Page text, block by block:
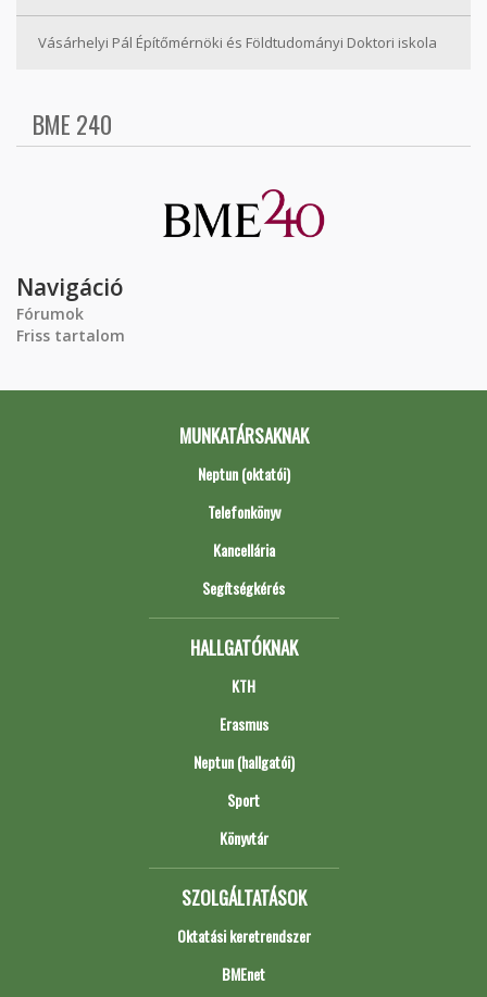
Vásárhelyi Pál Építőmérnöki és Földtudományi Doktori iskola
BME 240
Navigáció
Fórumok
Friss tartalom
MUNKATÁRSAKNAK
Neptun (oktatói)
Telefonkönyv
Kancellária
Segítségkérés
HALLGATÓKNAK
KTH
Erasmus
Neptun (hallgatói)
Sport
Könyvtár
SZOLGÁLTATÁSOK
Oktatási keretrendszer
BMEnet